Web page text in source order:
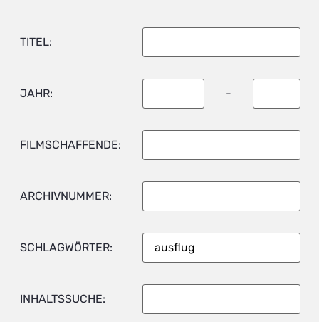
TITEL:
JAHR: -
FILMSCHAFFENDE:
ARCHIVNUMMER:
SCHLAGWÖRTER:
INHALTSSUCHE: